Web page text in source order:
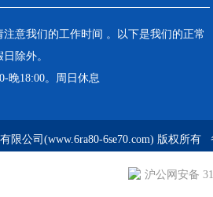
意我们的工作时间 。以下是我们的正常
除外。
晚18:00。周日休息
限公司(www.6ra80-6se70.com) 版权所有
沪公网安备